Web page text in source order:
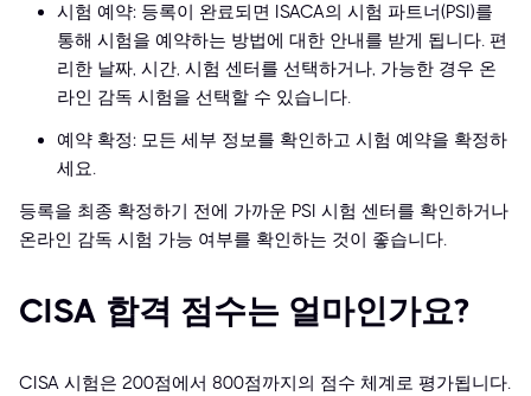
시험 예약: 등록이 완료되면 ISACA의 시험 파트너(PSI)를
통해 시험을 예약하는 방법에 대한 안내를 받게 됩니다. 편
리한 날짜, 시간, 시험 센터를 선택하거나, 가능한 경우 온
라인 감독 시험을 선택할 수 있습니다.
예약 확정: 모든 세부 정보를 확인하고 시험 예약을 확정하
세요.
등록을 최종 확정하기 전에 가까운 PSI 시험 센터를 확인하거나
온라인 감독 시험 가능 여부를 확인하는 것이 좋습니다.
CISA 합격 점수는 얼마인가요?
CISA 시험은 200점에서 800점까지의 점수 체계로 평가됩니다.